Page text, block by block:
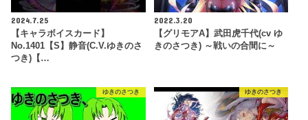
2024.7.25
【キャラボイスカード】
No.1401【S】静音(C.V.ゆきのさ
つき)【…
2022.3.20
【グリモアA】武田虎千代(cv ゆ
きのさつき) ～戦いの合間に～
ゆきのさつき ゆきのさつき